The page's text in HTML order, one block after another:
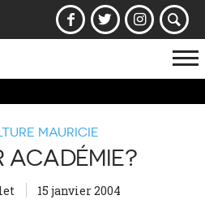
la
MAURICIE
ACADÉMIE?
15 janvier 2004